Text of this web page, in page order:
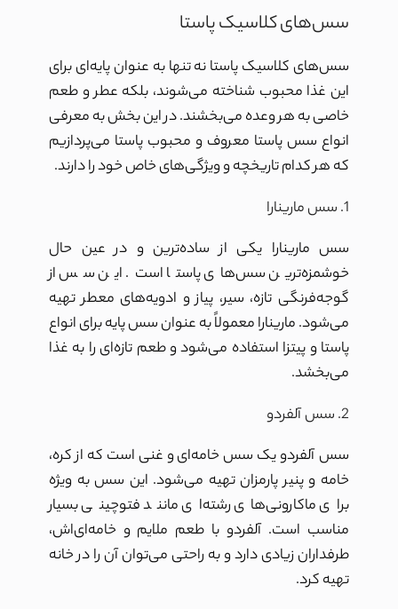
سس‌های کلاسیک پاستا
سس‌های کلاسیک پاستا نه تنها به عنوان پایه‌ای برای
این غذا محبوب شناخته می‌شوند، بلکه عطر و طعم
خاصی به هر وعده می‌بخشند. در این بخش به معرفی
انواع سس پاستا معروف و محبوب پاستا می‌پردازیم
که هر کدام تاریخچه و ویژگی‌های خاص خود را دارند.
1. سس مارینارا
سس مارینارا یکی از ساده‌ترین و در عین حال
خوشمزه‌ترین سس‌های پاستا است. این سس از
گوجه‌فرنگی تازه، سیر، پیاز و ادویه‌های معطر تهیه
می‌شود. مارینارا معمولاً به عنوان سس پایه برای انواع
پاستا و پیتزا استفاده می‌شود و طعم تازه‌ای را به غذا
می‌بخشد.
2. سس آلفردو
سس آلفردویک سس خامه‌ای و غنی است که از کره،
خامه و پنیر پارمزان تهیه می‌شود. این سس به ویژه
برای ماکارونی‌های رشته‌ای مانند فتوچینی بسیار
مناسب است. آلفردو با طعم ملایم و خامه‌ای‌اش،
طرفداران زیادی دارد و به راحتی می‌توان آن را در خانه
تهیه کرد.